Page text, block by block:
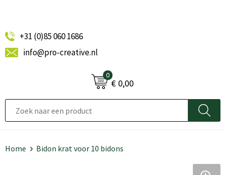
+31 (0)85 060 1686
info@pro-creative.nl
0
€ 0,00
Home Bidon krat voor 10 bidons